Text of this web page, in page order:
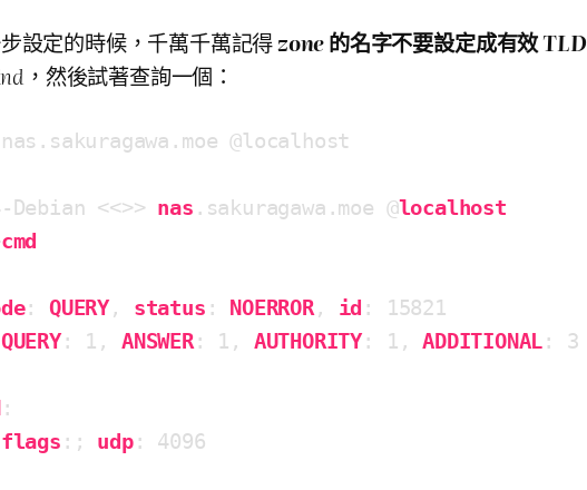
設定的時候，千萬千萬記得zone的名字不要設定成有效TLD
，然後試著查詢一個：
@localhost
Debian <<>> nas .sakuragawa .moe @localhost
cmd
: QUERY, status : NOERROR, id : 15821
QUERY: 1, ANSWER: 1, AUTHORITY: 1, ADDITIONAL : 3
:
flags :; udp: 4096